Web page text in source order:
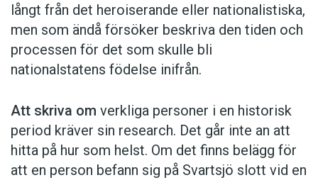
långt från det heroiserande eller nationalistiska,
men som ändå försöker beskriva den tiden och
processen för det som skulle bli
nationalstatens födelse inifrån.
Att skriva om verkliga personer i en historisk
period kräver sin research. Det går inte an att
hitta på hur som helst. Om det finns belägg för
att en person befann sig på Svartsjö slott vid en